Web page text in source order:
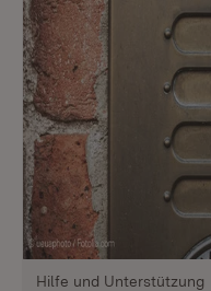
Hilfe und Unterstützung